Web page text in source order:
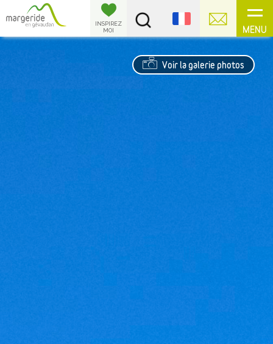
MENU
INSPIREZ
MOI
Voir la galerie photos
Panneau de gestion des cookies